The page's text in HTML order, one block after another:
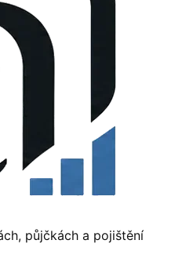
půjčkách a pojištění